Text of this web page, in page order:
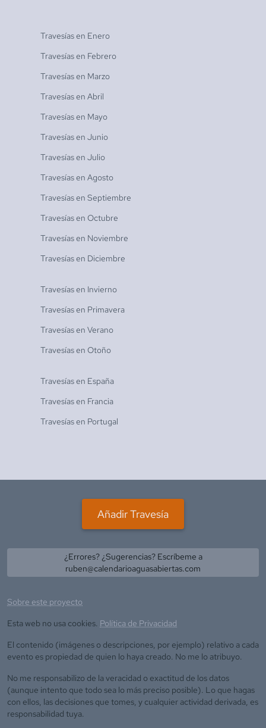
Travesías en Enero
Travesías en Febrero
Travesías en Marzo
Travesías en Abril
Travesías en Mayo
Travesías en Junio
Travesías en Julio
Travesías en Agosto
Travesías en Septiembre
Travesías en Octubre
Travesías en Noviembre
Travesías en Diciembre
Travesías en Invierno
Travesías en Primavera
Travesías en Verano
Travesías en Otoño
Travesías en España
Travesías en Francia
Travesías en Portugal
Añadir Travesía
¿Errores? ¿Sugerencias? Escríbeme a
ruben@calendarioaguasabiertas.com
Sobre este proyecto
Esta web no usa cookies. Política de Privacidad
El contenido (imágenes o descripciones, por ejemplo) relativo a cada
evento es propiedad de quien lo haya creado. No me lo atribuyo.
No me responsabilizo de la veracidad o exactitud de los datos
(aunque intento que todo sea lo más preciso posible). Lo que hagas
con ellos, las decisiones que tomes, y cualquier actividad derivada, es
responsabilidad tuya.